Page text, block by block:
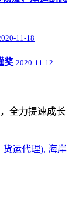
11-18
奖 2020-11-12
全力提速成长
运代理), 海岸